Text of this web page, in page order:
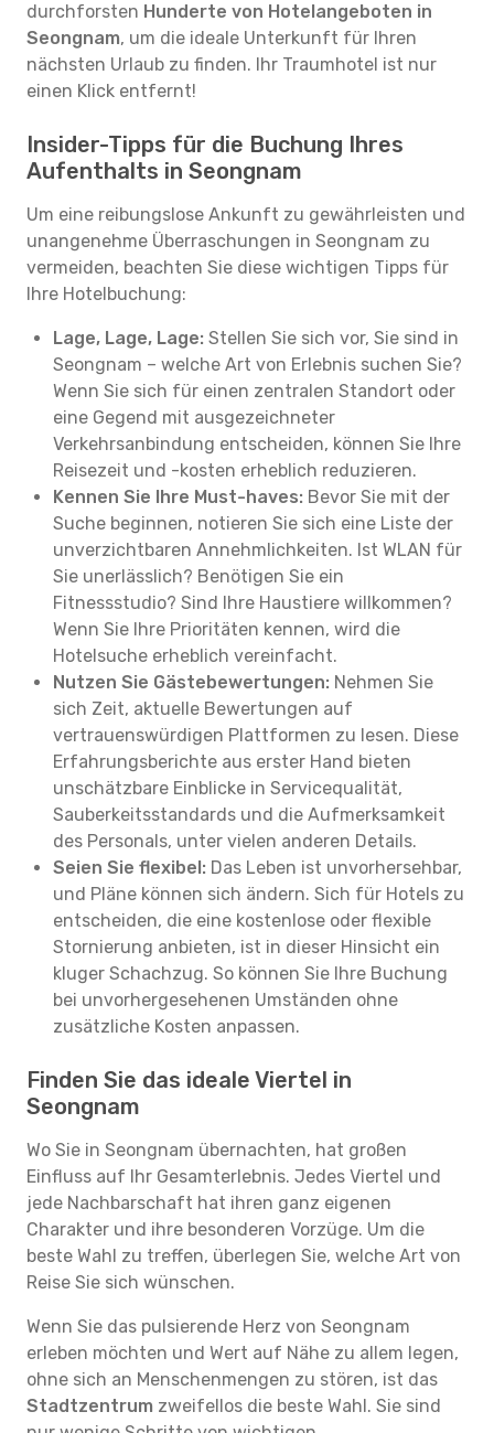
durchforsten Hunderte von Hotelangeboten in
Seongnam, um die ideale Unterkunft für Ihren
nächsten Urlaub zu finden. Ihr Traumhotel ist nur
einen Klick entfernt!
Insider-Tipps für die Buchung Ihres
Aufenthalts in Seongnam
Um eine reibungslose Ankunft zu gewährleisten und
unangenehme Überraschungen in Seongnam zu
vermeiden, beachten Sie diese wichtigen Tipps für
Ihre Hotelbuchung:
Lage, Lage, Lage: Stellen Sie sich vor, Sie sind in
Seongnam – welche Art von Erlebnis suchen Sie?
Wenn Sie sich für einen zentralen Standort oder
eine Gegend mit ausgezeichneter
Verkehrsanbindung entscheiden, können Sie Ihre
Reisezeit und -kosten erheblich reduzieren.
Kennen Sie Ihre Must-haves: Bevor Sie mit der
Suche beginnen, notieren Sie sich eine Liste der
unverzichtbaren Annehmlichkeiten. Ist WLAN für
Sie unerlässlich? Benötigen Sie ein
Fitnessstudio? Sind Ihre Haustiere willkommen?
Wenn Sie Ihre Prioritäten kennen, wird die
Hotelsuche erheblich vereinfacht.
Nutzen Sie Gästebewertungen: Nehmen Sie
sich Zeit, aktuelle Bewertungen auf
vertrauenswürdigen Plattformen zu lesen. Diese
Erfahrungsberichte aus erster Hand bieten
unschätzbare Einblicke in Servicequalität,
Sauberkeitsstandards und die Aufmerksamkeit
des Personals, unter vielen anderen Details.
Seien Sie flexibel: Das Leben ist unvorhersehbar,
und Pläne können sich ändern. Sich für Hotels zu
entscheiden, die eine kostenlose oder flexible
Stornierung anbieten, ist in dieser Hinsicht ein
kluger Schachzug. So können Sie Ihre Buchung
bei unvorhergesehenen Umständen ohne
zusätzliche Kosten anpassen.
Finden Sie das ideale Viertel in
Seongnam
Wo Sie in Seongnam übernachten, hat großen
Einfluss auf Ihr Gesamterlebnis. Jedes Viertel und
jede Nachbarschaft hat ihren ganz eigenen
Charakter und ihre besonderen Vorzüge. Um die
beste Wahl zu treffen, überlegen Sie, welche Art von
Reise Sie sich wünschen.
Wenn Sie das pulsierende Herz von Seongnam
erleben möchten und Wert auf Nähe zu allem legen,
ohne sich an Menschenmengen zu stören, ist das
Stadtzentrum zweifellos die beste Wahl. Sie sind